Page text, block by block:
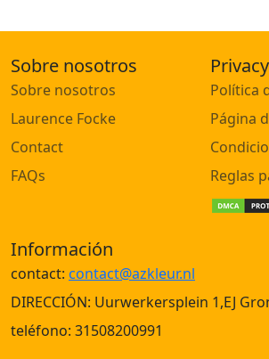
Sobre nosotros
Sobre nosotros
Laurence Focke
Contact
FAQs
Privacy
Política
Página
Reglas
Información
contact: contact@azkleur.nl
DIRECCIÓN: Uurwerkersplein 1,EJ
teléfono: 31508200991